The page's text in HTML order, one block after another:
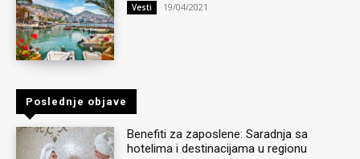
Vesti 19/04/2021
Poslednje objave
Benefiti za zaposlene: Saradnja sa
hotelima i destinacijama u regionu